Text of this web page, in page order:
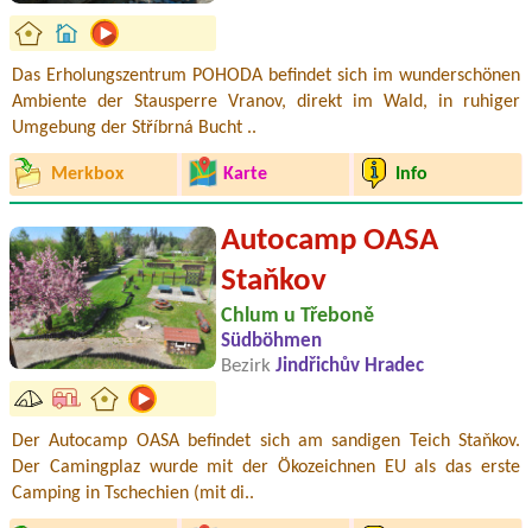
Das Erholungszentrum POHODA befindet sich im wunderschönen
Ambiente der Stausperre Vranov, direkt im Wald, in ruhiger
Umgebung der Stříbrná Bucht ..
Merkbox Karte Info
Autocamp OASA
Staňkov
Chlum u Třeboně
Südböhmen
Bezirk Jindřichův Hradec
Der Autocamp OASA befindet sich am sandigen Teich Staňkov.
Der Camingplaz wurde mit der Ökozeichnen EU als das erste
Camping in Tschechien (mit di..